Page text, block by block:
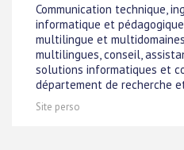
Communication technique,
informatique et
multilingue et
multilingues, conseil,
solutions informatiques et
département de recherche
Site perso